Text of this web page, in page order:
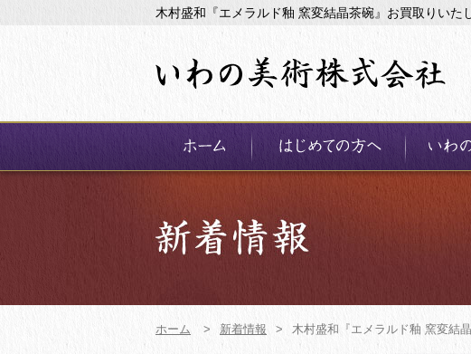
木村盛和『エメラルド釉 窯変結晶茶碗』お買取りいた
ホーム > 新着情報 > 木村盛和『エメラルド釉 窯変結